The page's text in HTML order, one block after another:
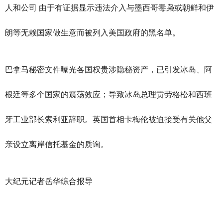
人和公司 由于有证据显示违法介入与墨西哥毒枭或朝鲜和伊
朗等无赖国家做生意而被列入美国政府的黑名单。
巴拿马秘密文件曝光各国权贵涉隐秘资产，已引发冰岛、阿
根廷等多个国家的震荡效应；导致冰岛总理贡劳格松和西班
牙工业部长索利亚辞职。英国首相卡梅伦被迫接受有关他父
亲设立离岸信托基金的质询。
大纪元记者岳华综合报导